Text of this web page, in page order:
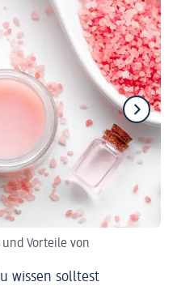
Vorteile von
wissen solltest